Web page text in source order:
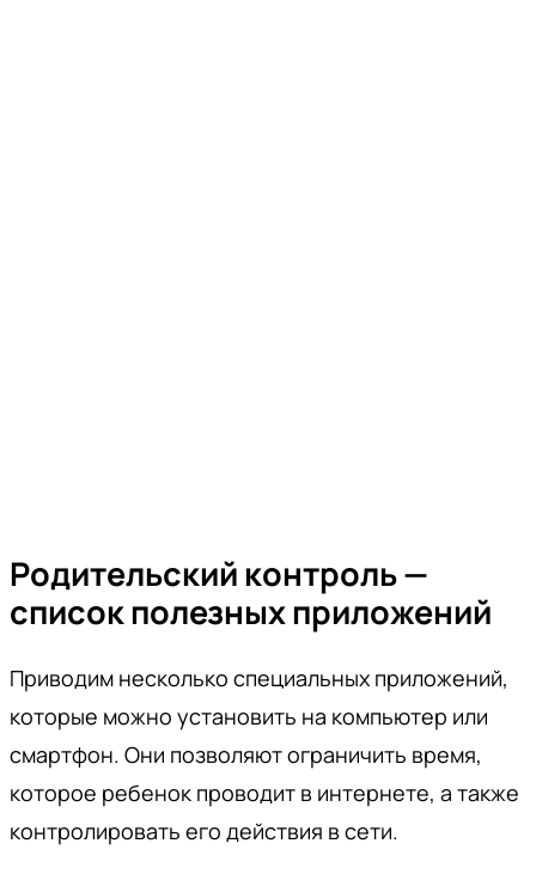
Родительский контроль —
список полезных приложений
Приводим несколько специальных приложений,
которые можно установить на компьютер или
смартфон. Они позволяют ограничить время,
которое ребенок проводит в интернете, а также
контролировать его действия в сети.